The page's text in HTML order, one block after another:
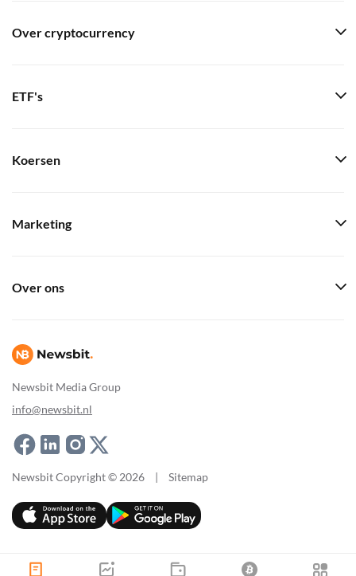
Newsbit Media Group
info@newsbit.nl
Over cryptocurrency
ETF's
Koersen
Marketing
Over ons
Newsbit Copyright © 2026 | Sitemap